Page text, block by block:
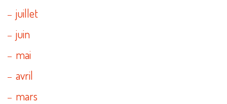
juillet
juin
mai
avril
mars